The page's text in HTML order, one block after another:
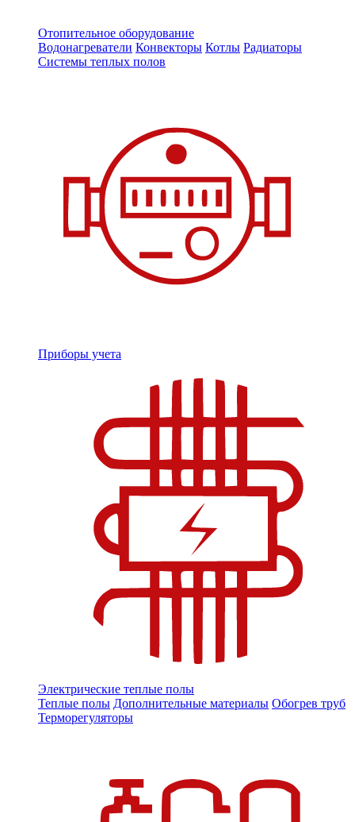
Отопительное оборудование
Водонагреватели Конвекторы Котлы Радиаторы
Системы теплых полов
Приборы учета
Электрические теплые полы
Теплые полы Дополнительные материалы Обогрев труб
Терморегуляторы